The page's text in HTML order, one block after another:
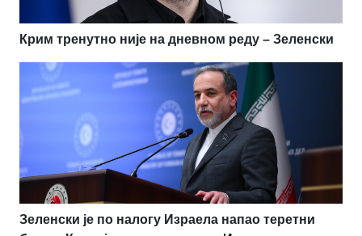
Крим тренутно није на дневном реду – Зеленски
Зеленски је по налогу Израела напао теретни